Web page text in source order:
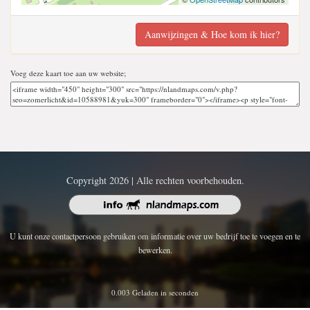
Aanwijzingen & Hoe kom ik hier?
Voeg deze kaart toe aan uw website;
Copyright 2026 | Alle rechten voorbehouden.
U kunt onze contactpersoon gebruiken om informatie over uw bedrijf toe te voegen en te
bewerken.
0.003 Geladen in seconden